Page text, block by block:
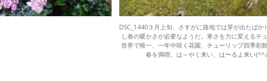
DSC_1440３月上旬、さすがに路地では芽が出たばか
し春の暖かさが必要なようだ。寒さを力に変えるチュ
世界で唯一、一年中咲く花園、チューリップ四季彩
春を満喫。は～やく来い、は〜るよ来い